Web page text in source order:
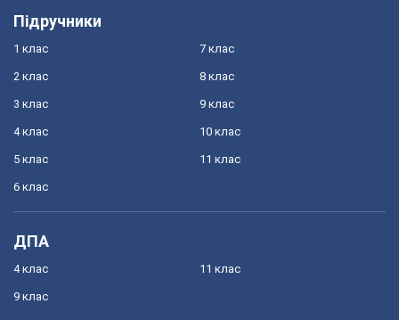
Підручники
1 клас
2 клас
3 клас
4 клас
5 клас
6 клас
7 клас
8 клас
9 клас
10 клас
11 клас
ДПА
4 клас
9 клас
11 клас